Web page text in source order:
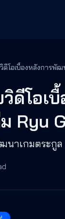
ดีโอเบื้องหลังการพั
วิดีโอเ
Ryu
าเกมตระกูล